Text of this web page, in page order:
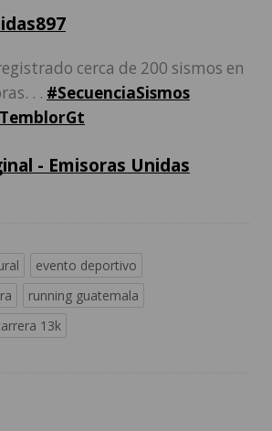
cerca de 200 sismos en
. . #SecuenciaSismos
- Emisoras Unidas
evento deportivo
running guatemala
13k